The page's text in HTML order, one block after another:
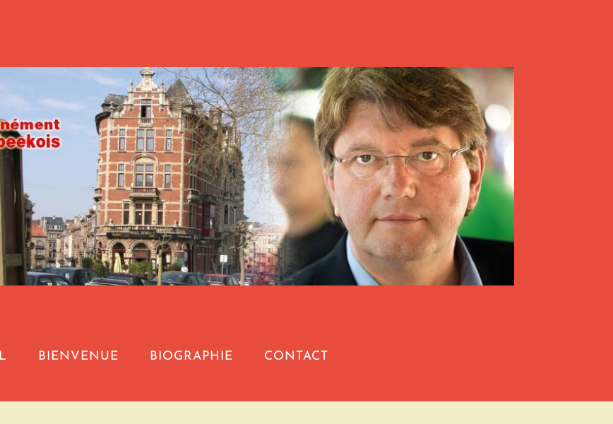
BIENVENUE BIOGRAPHIE CONTACT